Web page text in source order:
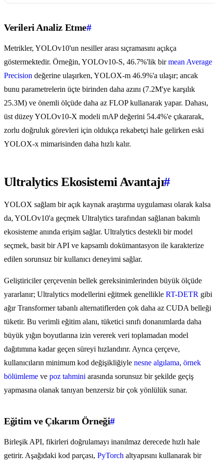
Verileri Analiz Etme#
Metrikler, YOLOv10'un nesiller arası sıçramasını açıkça
göstermektedir. Örneğin, YOLOv10-S, 46.7%'lik birmean Average
Precision değerine ulaşırken, YOLOX-m 46.9%'a ulaşır; ancak
bunu parametrelerin üçte birinden daha azını (7.2M'ye karşılık
25.3M) ve önemli ölçüde daha az FLOP kullanarak yapar. Dahası,
üst düzey YOLOv10-X modeli mAP değerini 54.4%'e çıkararak,
zorlu doğruluk görevleri için oldukça rekabetçi hale gelirken eski
YOLOX-x mimarisinden daha hızlı kalır.
Ultralytics Ekosistemi Avantajı#
YOLOX sağlam bir açık kaynak araştırma uygulaması olarak kalsa
da, YOLOv10'a geçmek Ultralytics tarafından sağlanan bakımlı
ekosisteme anında erişim sağlar. Ultralytics destekli bir model
seçmek, basit bir API ve kapsamlı dokümantasyon ile karakterize
edilen sorunsuz bir kullanıcı deneyimi sağlar.
Geliştiriciler çerçevenin bellek gereksinimlerinden büyük ölçüde
yararlanır; Ultralytics modellerini eğitmek genellikle RT-DETR gibi
ağır Transformer tabanlı alternatiflerden çok daha az CUDA belleği
tüketir. Bu verimli eğitim alanı, tüketici sınıfı donanımlarda daha
büyük yığın boyutlarına izin vererek veri toplamadan model
dağıtımına kadar geçen süreyi hızlandırır. Ayrıca çerçeve,
kullanıcıların minimum kod değişikliğiyle nesne algılama, örnek
bölümleme ve poz tahmini arasında sorunsuz bir şekilde geçiş
yapmasına olanak tanıyan benzersiz bir çok yönlülük sunar.
Eğitim ve Çıkarım Örneği#
Birleşik API, fikirleri doğrulamayı inanılmaz derecede hızlı hale
getirir. Aşağıdaki kod parçası, PyTorch altyapısını kullanarak bir